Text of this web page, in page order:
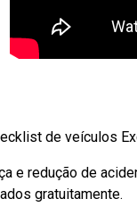
de veículos
e redução de
gratuitamente.